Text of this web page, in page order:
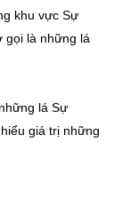
khu vực Sự
gọi là những lá
lá Sự
giá trị những